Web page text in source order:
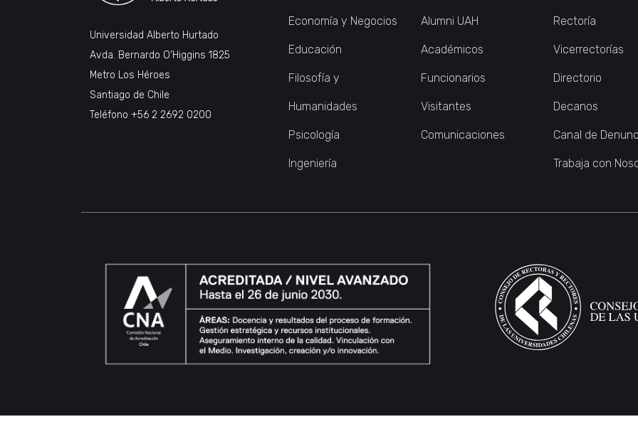
Universidad Alberto Hurtado
Avda. Bernardo O’Higgins 1825
Metro Los Héroes
Santiago de Chile
Teléfono +56 2 2692 0200
Economía y Negocios
Educación
Filosofía y
Humanidades
Psicología
Ingeniería
Alumni UAH
Académicos
Funcionarios
Visitantes
Comunicaciones
Rectoría
Vicerrectorías
Directorio
Decanos
Canal de
Trabaja con